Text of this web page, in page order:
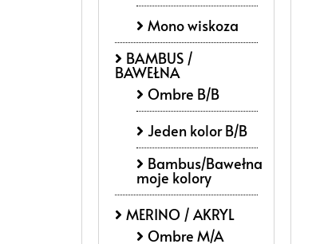
Mono wiskoza
BAMBUS /
BAWEŁNA
Ombre B/B
Jeden kolor B/B
Bambus/Bawełna
moje kolory
MERINO / AKRYL
Ombre M/A